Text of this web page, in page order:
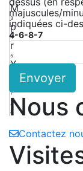
M
3
p
4
r
5
X
7
A
8
majuscules/
indiquées ci-
4-6-8-7
Envoyer
Nous
Contactez